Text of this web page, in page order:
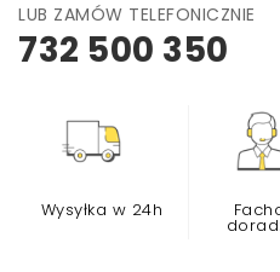
LUB ZAMÓW TELEFONICZNIE
732 500 350
Wysyłka w 24h